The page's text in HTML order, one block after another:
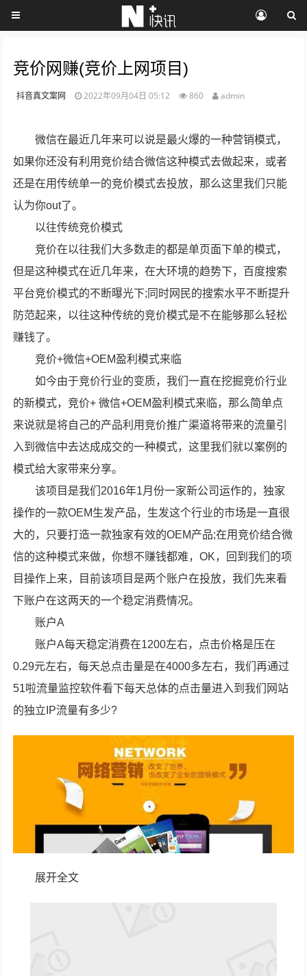
竞价网赚(竞价上网项目)
抖音真文案网 2022年09月04日 05:12 860 admin
微信在最近几年来可以说是最火爆的一种营销模式，
如果你还没有利用竞价结合微信这种模式去做起来，或者
还是在用传统单一的竞价模式去投放，那么这里我们只能
认为你out了。
以往传统竞价模式
竞价在以往我们大多数走的都是单页面下单的模式，
但是这种模式在近几年来，在大环境的趋势下，百度搜索
平台竞价模式的不断曝光下;同时网民的搜索水平不断提升
防范起来，以往这种传统的竞价模式是不在能够那么轻松
赚钱了。
竞价+微信+OEM盈利模式来临
如今由于竞价行业的变质，我们一直在挖掘竞价行业
的新模式，竞价+ 微信+OEM盈利模式来临，那么简单点
来说就是将自己的产品利用竞价推广渠道将带来的流量引
入到微信中去达成成交的一种模式，这里我们就以案例的
模式给大家带来分享。
该项目是我们2016年1月份一家新公司运作的，独家
操作的一款OEM生发产品，生发这个行业的市场是一直很
大的，只要打造一款独家有效的OEM产品;在用竞价结合微
信的这种模式来做，你想不赚钱都难，OK，回到我们的项
目操作上来，目前该项目是两个账户在投放，我们先来看
下账户在这两天的一个稳定消费情况。
账户A
账户A每天稳定消费在1200左右，点击价格是压在
0.29元左右，每天总点击量是在4000多左右，我们再通过
51啦流量监控软件看下每天总体的点击量进入到我们网站
的独立IP流量有多少?
展开全文